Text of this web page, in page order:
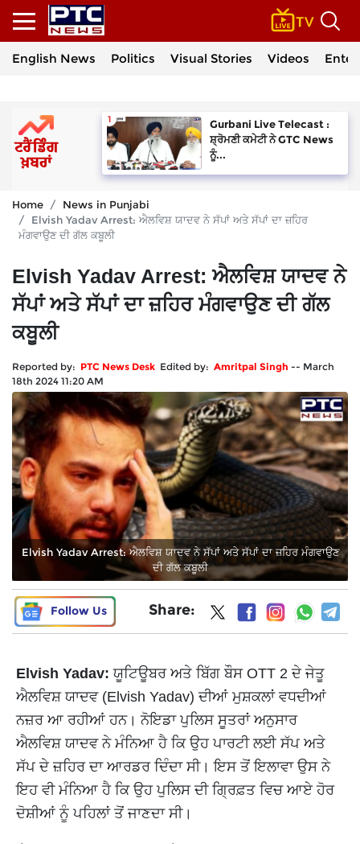
English News Politics Visual Stories Videos
Gurbani Live Telecast :
ਸ਼੍ਰੋਮਣੀ ਕਮੇਟੀ ਨੇ GTC News
ਨੂੰ...
Home
News in Punjabi
Elvish Yadav Arrest: ਐਲਵਿਸ਼ ਯਾਦਵ ਨੇ ਸੱਪਾਂ ਅਤੇ ਸੱਪਾਂ ਦਾ ਜ਼ਹਿਰ
ਮੰਗਵਾਉਣ ਦੀ ਗੱਲ ਕਬੂਲੀ
Elvish Yadav Arrest: ਐਲਵਿਸ਼ ਯਾਦਵ ਨੇ
ਸੱਪਾਂ ਅਤੇ ਸੱਪਾਂ ਦਾ ਜ਼ਹਿਰ ਮੰਗਵਾਉਣ ਦੀ ਗੱਲ
ਕਬੂਲੀ
Reported by: PTC News Desk Edited by: Amritpal Singh -- March
18th 2024 11:20 AM
Elvish Yadav Arrest: ਐਲਵਿਸ਼ ਯਾਦਵ ਨੇ ਸੱਪਾਂ ਅਤੇ ਸੱਪਾਂ ਦਾ ਜ਼ਹਿਰ ਮੰਗਵਾਉਣ
ਦੀ ਗੱਲ ਕਬੂਲੀ
Follow Us Share:
Elvish Yadav: ਯੂਟਿਊਬਰ ਅਤੇ ਬਿੱਗ ਬੌਸ OTT 2 ਦੇ ਜੇਤੂ
ਐਲਵਿਸ਼ ਯਾਦਵ (Elvish Yadav) ਦੀਆਂ ਮੁਸ਼ਕਲਾਂ ਵਧਦੀਆਂ
ਨਜ਼ਰ ਆ ਰਹੀਆਂ ਹਨ। ਨੋਇਡਾ ਪੁਲਿਸ ਸੂਤਰਾਂ ਅਨੁਸਾਰ
ਐਲਵਿਸ਼ ਯਾਦਵ ਨੇ ਮੰਨਿਆ ਹੈ ਕਿ ਉਹ ਪਾਰਟੀ ਲਈ ਸੱਪ ਅਤੇ
ਸੱਪ ਦੇ ਜ਼ਹਿਰ ਦਾ ਆਰਡਰ ਦਿੰਦਾ ਸੀ। ਇਸ ਤੋਂ ਇਲਾਵਾ ਉਸ ਨੇ
ਇਹ ਵੀ ਮੰਨਿਆ ਹੈ ਕਿ ਉਹ ਪੁਲਿਸ ਦੀ ਗ੍ਰਿਫ਼ਤ ਵਿਚ ਆਏ ਹੋਰ
ਦੋਸ਼ੀਆਂ ਨੂੰ ਪਹਿਲਾਂ ਤੋਂ ਜਾਣਦਾ ਸੀ।